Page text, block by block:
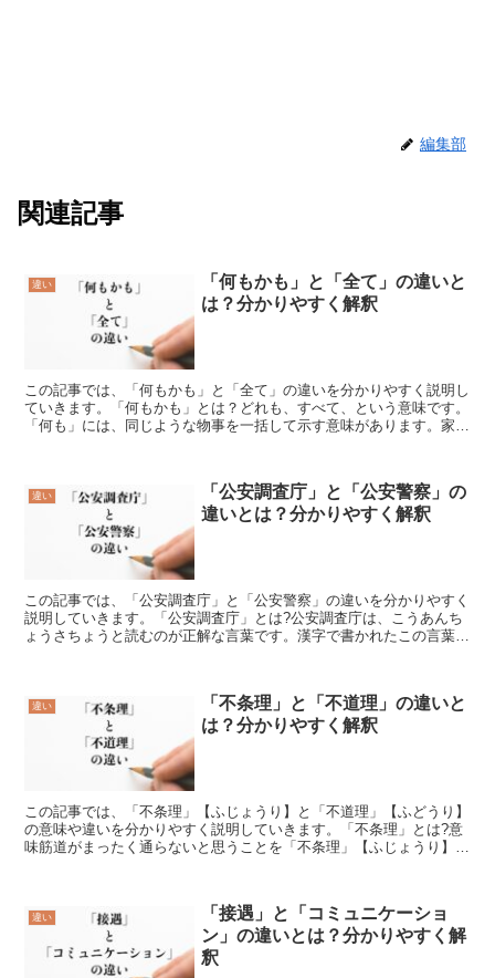
編集部
関連記事
違い
「何もかも」と「全て」の違いと
は？分かりやすく解釈
この記事では、「何もかも」と「全て」の違いを分かりやすく説明し
ていきます。「何もかも」とは？どれも、すべて、という意味です。
「何も」には、同じような物事を一括して示す意味があります。家事
違い
「公安調査庁」と「公安警察」の
違いとは？分かりやすく解釈
この記事では、「公安調査庁」と「公安警察」の違いを分かりやすく
説明していきます。「公安調査庁」とは?公安調査庁は、こうあんち
ょうさちょうと読むのが正解な言葉です。漢字で書かれたこの言葉を
違い
「不条理」と「不道理」の違いと
は？分かりやすく解釈
この記事では、「不条理」【ふじょうり】と「不道理」【ふどうり】
の意味や違いを分かりやすく説明していきます。「不条理」とは?意
味筋道がまったく通らないと思うことを「不条理」【ふじょうり】と
違い
「接遇」と「コミュニケーショ
ン」の違いとは？分かりやすく解
釈